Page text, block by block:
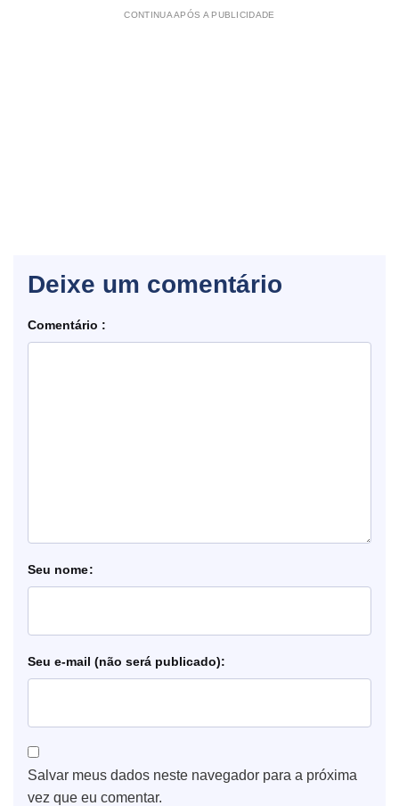
CONTINUA APÓS A PUBLICIDADE
Deixe um comentário
Comentário
nome
e-mail
Salvar meus dados neste navegador para a próxima
vez que eu comentar.